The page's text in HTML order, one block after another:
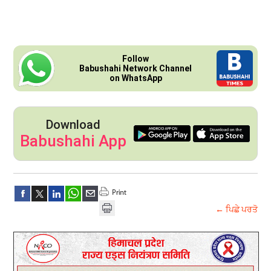
Follow
Babushahi Network Channel
on WhatsApp
Download
Babushahi App
← ਪਿਛੇ ਪਰਤੋ